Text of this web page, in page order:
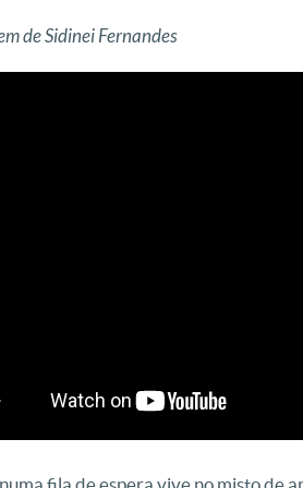
de Sidinei Fernandes